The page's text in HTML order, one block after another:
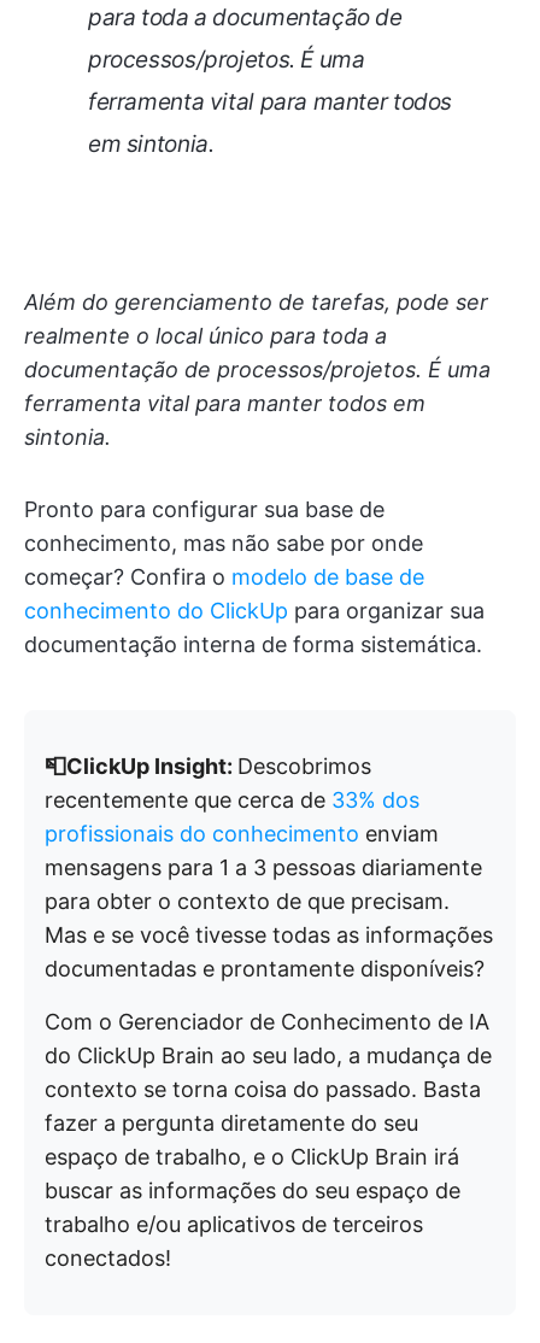
para toda a documentação de
processos/projetos. É uma
ferramenta vital para manter todos
em sintonia.
Além do gerenciamento de tarefas, pode ser
realmente o local único para toda a
documentação de processos/projetos. É uma
ferramenta vital para manter todos em
sintonia.
Pronto para configurar sua base de
conhecimento, mas não sabe por onde
começar? Confira o modelo de base de
conhecimento do ClickUp para organizar sua
documentação interna de forma sistemática.
📮ClickUp Insight: Descobrimos
recentemente que cerca de 33% dos
profissionais do conhecimento enviam
mensagens para 1 a 3 pessoas diariamente
para obter o contexto de que precisam.
Mas e se você tivesse todas as informações
documentadas e prontamente disponíveis?
Com o Gerenciador de Conhecimento de IA
do ClickUp Brain ao seu lado, a mudança de
contexto se torna coisa do passado. Basta
fazer a pergunta diretamente do seu
espaço de trabalho, e o ClickUp Brain irá
buscar as informações do seu espaço de
trabalho e/ou aplicativos de terceiros
conectados!